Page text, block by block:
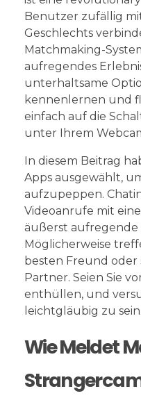
Benutzer zufällig
Geschlechts
Matchmaking-
aufregendes
unterhaltsame
kennenlernen und
einfach auf die
unter Ihrem
In diesem Beitrag
Apps ausgewählt,
aufzupeppen.
Videoanrufe mit
äußerst aufregende
Möglicherweise
besten Freund oder
Partner. Seien Sie
enthüllen, und
leichtgläubig zu sein.
Wie Meldet